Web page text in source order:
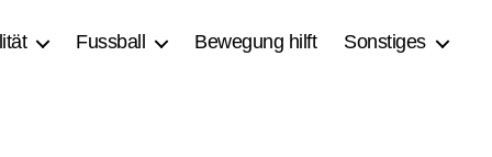
Fussball Bewegung hilft Sonstiges